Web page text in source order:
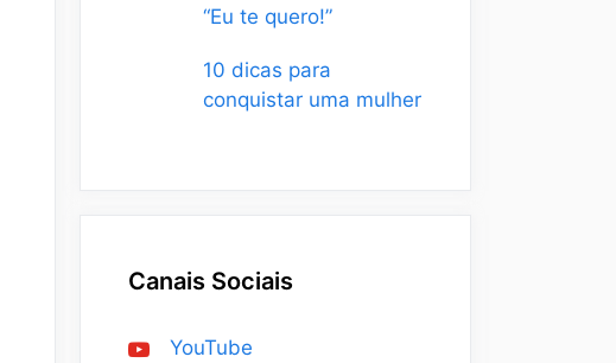
“Eu te quero!”
10 dicas para
conquistar uma mulher
Canais Sociais
YouTube